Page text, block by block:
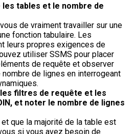
les tables et le nombre de
de vraiment travailler sur une
fonction tabulaire. Les
leurs propres exigences de
utiliser SSMS pour placer
de requête et observer
de lignes en interrogeant
les filtres de requête et les
et noter le nombre de lignes
et que la majorité de la table est
si vous avez besoin de